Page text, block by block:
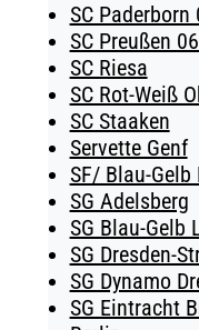
SC Paderborn
SC Preußen
SC Riesa
SC Rot-Weiß
SC Staaken
Servette Genf
SF/ Blau-Gelb
SG Adelsberg
SG Blau-Gelb
SG Dresden-
SG Dynamo
SG Eintracht